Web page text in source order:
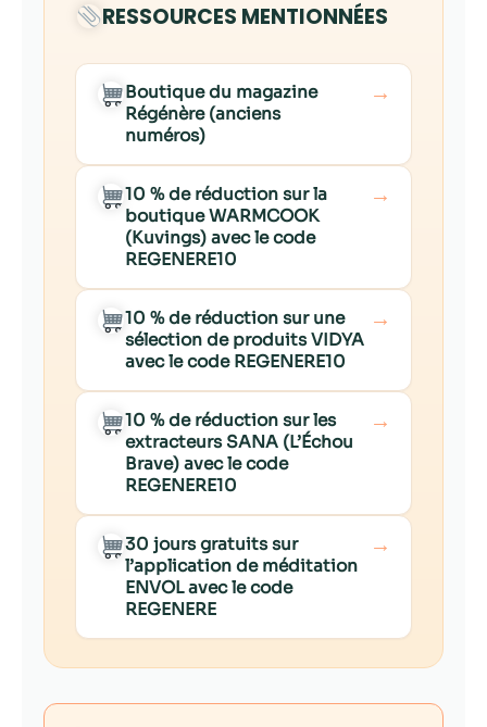
RESSOURCES MENTIONNÉES
Boutique du magazine
Régénère (anciens
numéros)
→
10 % de réduction sur la
boutique WARMCOOK
(Kuvings) avec le code
REGENERE10
→
10 % de réduction sur une
sélection de produits VIDYA
avec le code REGENERE10
→
10 % de réduction sur les
extracteurs SANA (L’Échou
Brave) avec le code
REGENERE10
→
30 jours gratuits sur
l’application de méditation
ENVOL avec le code
REGENERE
→